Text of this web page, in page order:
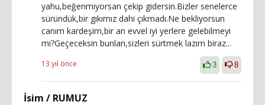
yahu,beğenmiyorsan çekip gidersin.Bizler senelerce
süründük,bir gıkımız dahi çıkmadı.Ne bekliyorsun
canım kardeşim,bir an evvel iyi yerlere gelebilmeyi
mi?Geçeceksin bunları,sizleri sürtmek lazım biraz...
13 yıl önce 3 8
İsim / RUMUZ